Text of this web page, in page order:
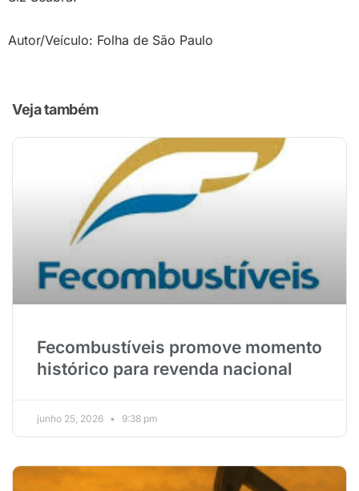
Autor/Veículo: Folha de São Paulo
Veja também
Fecombustíveis promove momento
histórico para revenda nacional
junho 25, 2026 9:38 pm